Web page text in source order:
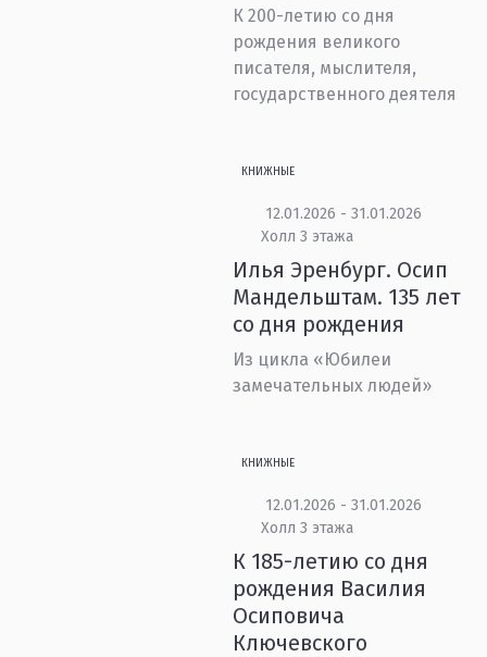
К 200-летию со дня
рождения великого
писателя, мыслителя,
государственного деятеля
КНИЖНЫЕ
12.01.2026 - 31.01.2026
Холл 3 этажа
Илья Эренбург. Осип
Мандельштам. 135 лет
со дня рождения
Из цикла «Юбилеи
замечательных людей»
КНИЖНЫЕ
12.01.2026 - 31.01.2026
Холл 3 этажа
К 185-летию со дня
рождения Василия
Осиповича
Ключевского